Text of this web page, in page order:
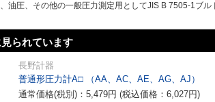
、油圧、その他の一般圧力測定用としてJIS B 7505-1ブ
られています
長野計器
普通形圧力計A□ （AA、AC、AE、AG、AJ）
通常価格(税別)：5,479円 (税込価格：6,027円)